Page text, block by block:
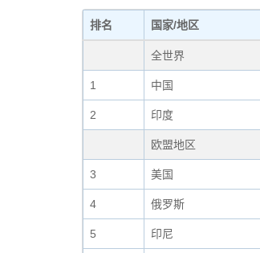
排名 国家/地区
全世界
1 中国
2 印度
欧盟地区
3 美国
4 俄罗斯
5 印尼